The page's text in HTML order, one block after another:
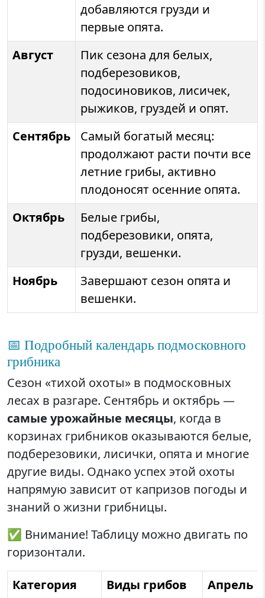
добавляются грузди и
первые опята.
Август
Пик сезона для белых,
подберезовиков,
подосиновиков, лисичек,
рыжиков, груздей и опят.
Сентябрь
Самый богатый месяц:
продолжают расти почти все
летние грибы, активно
плодоносят осенние опята.
Октябрь
Белые грибы,
подберезовики, опята,
грузди, вешенки.
Ноябрь
Завершают сезон опята и
вешенки.
📅 Подробный календарь подмосковного
грибника
Сезон «тихой охоты» в подмосковных
лесах в разгаре. Сентябрь и октябрь —
самые урожайные месяцы, когда в
корзинах грибников оказываются белые,
подберезовики, лисички, опята и многие
другие виды. Однако успех этой охоты
напрямую зависит от капризов погоды и
знаний о жизни грибницы.
✅ Внимание! Таблицу можно двигать по
горизонтали.
Категория Виды грибов Апрель